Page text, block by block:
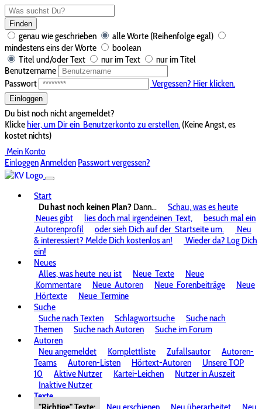
Finden
genau wie geschrieben
alle Worte (Reihenfolge egal)
mindestens eins der Worte
boolean
Titel und/oder Text
nur im Text
nur im Titel
Benutzername
Passwort
Vergessen? Hier klicken.
Einloggen
Du bist noch nicht angemeldet?
Klickehier, um Dir ein Benutzerkonto zu erstellen. (Keine Angst, es
kostet nichts)
Mein Konto
EinloggenAnmelden Passwort vergessen?
Start
Du hast noch keinen Plan? Dann...
Schau, was es heute
Neues gibt
lies doch mal irgendeinen Text,
besuch mal ein
Autorenprofil
oder sieh Dich auf der Startseite um.
Neu
& interessiert? Melde Dich kostenlos an!
Wieder da? Log Dich
ein!
Neues
Alles, was heute neu ist Neue Texte
Neue
Kommentare
Neue Autoren Neue Forenbeiträge
Neue
Hörtexte
Neue Termine
Suche
Suche nach Texten
Schlagwortsuche
Suche nach
Themen
Suche nach Autoren
Suche im Forum
Autoren
Neu angemeldet
Komplettliste Zufallsautor
Autoren-
Teams
Autoren-Listen Hörtext-Autoren
Unsere TOP
10
Aktive Nutzer Kartei-Leichen
Nutzer in Auszeit
Inaktive Nutzer
Texte